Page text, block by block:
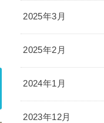
2025年3月
2025年2月
2024年1月
2023年12月